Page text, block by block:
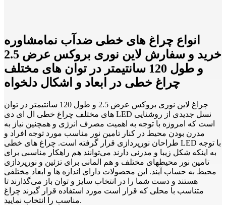
انواع چراغ های خطی ضدآب نمامشاوره
خرید و سفارش لاین نوری بروکس عرض 2.5
و طول 120 سانتیمتر در توان های مختلف
چراغ خطی در ابعاد و اشکال دلخواه
چراغ لاین نوری بروکس عرض 2.5 و طول 120 سانتیمتر در توان
های مختلف چراغ خطی ال ای دی LED نسل جدیدی از روشنایی
است که امروزه با توجه به اهمیت مصرف انرژی و همچنین نیاز به
مدرن بودن محیط در کنار تامین نور مناسب مورد توجه افراد و
طراحان نورپردازی قرار گرفته است. چراغ های خطی LED با توجه
به اینکه شکل زیبا و مدرنی دارند می‌توانند هم راهکار مناسبی برای
تامین نور محیطهای مختلف و هم المانی برای تزئین و نورپردازی
محیط به حساب آیند. این محصولات دارای اندازه ها و ابعاد مختلفی
هستند و دست شما را در انتخاب سایز و توان باز می‌گذارند تا
متناسب با محلی که قرار است مورد استفاده قرار گیرند چراغ
مناسب را انتخاب نمایید.